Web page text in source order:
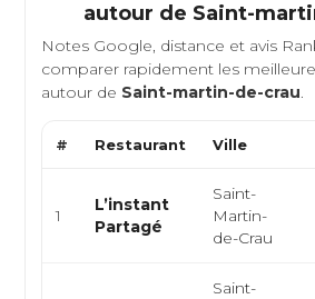
autour de Saint-
Notes Google, distance et avis
comparer rapidement les
autour de Saint-martin-de-crau.
# Restaurant Ville
1
L’instant
Partagé
Saint-
Martin-
de-Crau
Saint-